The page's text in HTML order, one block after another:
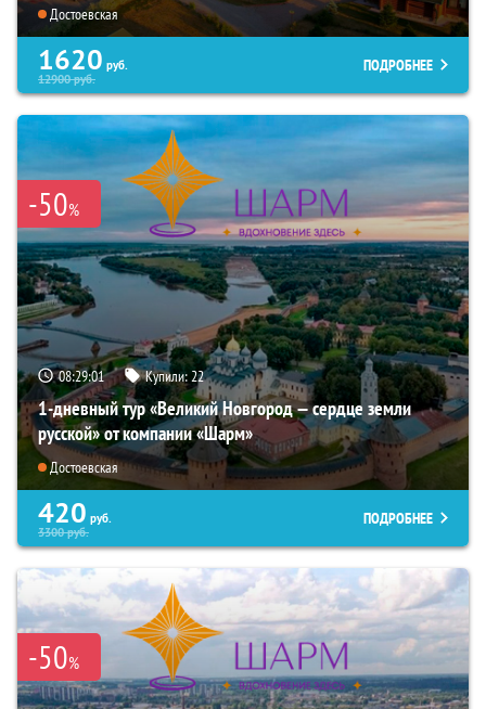
Достоевская
1620 руб.
12900руб.
ПОДРОБНЕЕ
-50%
08:29:00 Купили:22
1-дневный тур «Великий Новгород — сердце земли
русской» от компании «Шарм»
Достоевская
420 руб.
3300руб.
ПОДРОБНЕЕ
-50%